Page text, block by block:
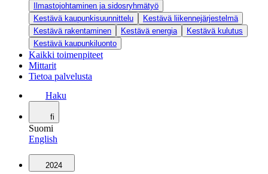
Ilmastojohtaminen ja sidosryhmätyö
Kestävä kaupunkisuunnittelu
Kestävä liikennejärjestelmä
Kestävä rakentaminen
Kestävä energia
Kestävä kulutus
Kestävä kaupunkiluonto
Kaikki toimenpiteet
Mittarit
Tietoa palvelusta
Haku
fi
Suomi
English
2024